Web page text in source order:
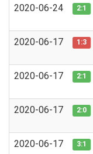
2020-06-24 2:1
2020-06-17 1:3
2020-06-17 2:1
2020-06-17 2:0
2020-06-17 3:1